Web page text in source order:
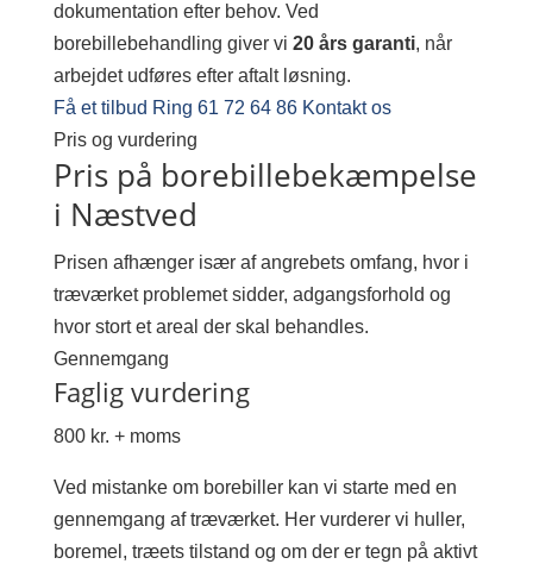
dokumentation efter behov. Ved
borebillebehandling giver vi 20 års garanti, når
arbejdet udføres efter aftalt løsning.
Få et tilbud Ring 61 72 64 86 Kontakt os
Pris og vurdering
Pris på borebillebekæmpelse
i Næstved
Prisen afhænger især af angrebets omfang, hvor i
træværket problemet sidder, adgangsforhold og
hvor stort et areal der skal behandles.
Gennemgang
Faglig vurdering
800 kr. + moms
Ved mistanke om borebiller kan vi starte med en
gennemgang af træværket. Her vurderer vi huller,
boremel, træets tilstand og om der er tegn på aktivt